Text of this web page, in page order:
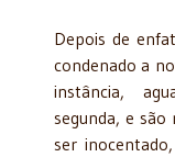
Depois de
condenado a
instância,
segunda, e são
ser